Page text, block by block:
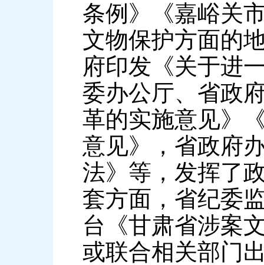
条例》《嘉峪关
文物保护方面的
府印发《关于进
委办公厅、省政
革的实施意见》
意见》，省政府
法》等，发挥了
套方面，省纪委
台《甘肃省涉案
或联合相关部门